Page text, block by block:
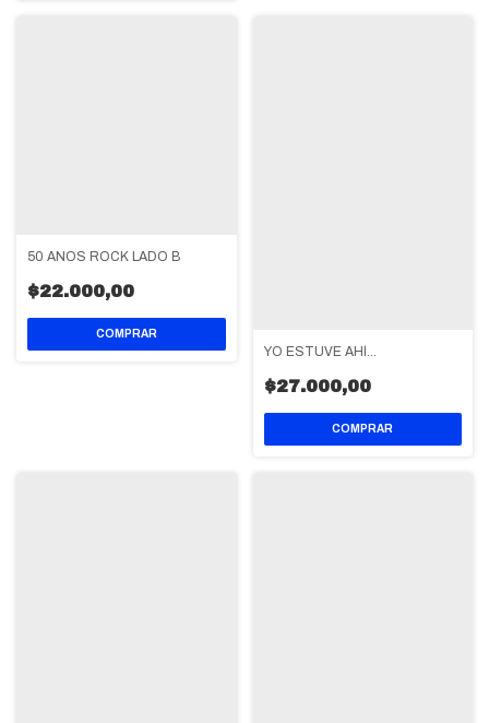
50 AÑOS ROCK LADO B
$22.000,00
YO ESTUVE AHÍ...
$27.000,00